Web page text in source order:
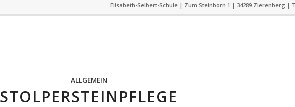
Elisabeth-Selbert-Schule | Zum Steinborn 1 | 34289 Zierenberg |
ALLGEMEIN
STOLPERSTEINPFLEGE